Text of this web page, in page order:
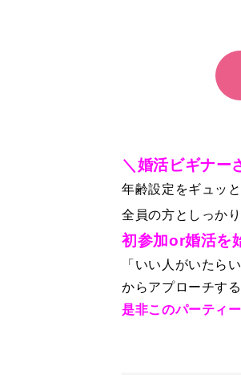
＼婚活ビギナー
年齢設定をギュッ
全員の方としっか
初参加or婚活を
「いい人がいたら
からアプローチす
是非このパーティ